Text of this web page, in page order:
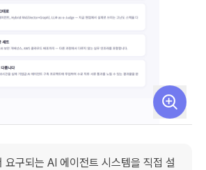
요구되는 AI 에이전트 시스템을 직접 설